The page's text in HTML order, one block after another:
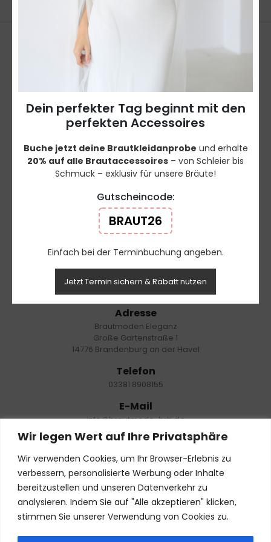
Wir legen Wert auf Ihre Privatsphäre
Wir verwenden Cookies, um Ihr Browser-Erlebnis zu
verbessern, personalisierte Werbung oder Inhalte
bereitzustellen und unseren Datenverkehr zu
analysieren. Indem Sie auf "Alle akzeptieren" klicken,
stimmen Sie unserer Verwendung von Cookies zu.
DIREKTLINKS
REAL BRIDES
Werbeaktionen
Datenschutz
Impressum
KONTAKT
Adresse
Brautmoden Eleganz
Große Gartenstraße 1
14776 Brandenburg an der Havel
Telefon
03381 8908155
E-Mail
info@brautmode-brb.de
Öffnungszeiten
Nur mit Termin:
Dienstag – Freitag: 10:00 – 18:00 Uhr
Samstag: 10:00- 19:00 Uhr
Montag: geschlossen
Dein perfekter Tag beginnt mit den
perfekten Accessoires
Buche jetzt deine Brautkleidanprobe und erhalte
20% auf alle Brautaccessoires – von Schleier bis
Schmuck – exklusiv für unsere Bräute!
Gutscheincode:
BRAUT26
Einfach bei der Terminbuchung angeben.
Jetzt Termin sichern & Rabatt nutzen